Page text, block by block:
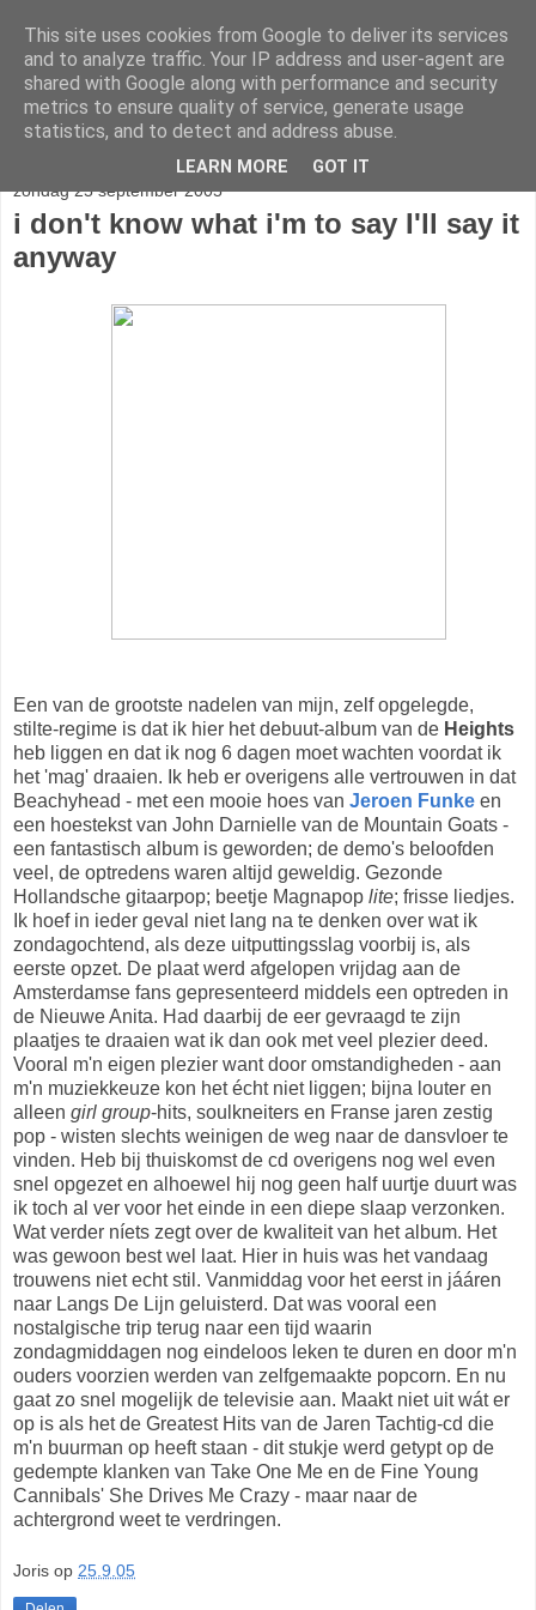
stereo
zondag 25 september 2005
i don't know what i'm to say I'll say it
anyway
Een van de grootste nadelen van mijn, zelf opgelegde,
stilte-regime is dat ik hier het debuut-album van de Heights
heb liggen en dat ik nog 6 dagen moet wachten voordat ik
het 'mag' draaien. Ik heb er overigens alle vertrouwen in dat
Beachyhead - met een mooie hoes van Jeroen Funke en
een hoestekst van John Darnielle van de Mountain Goats -
een fantastisch album is geworden; de demo's beloofden
veel, de optredens waren altijd geweldig. Gezonde
Hollandsche gitaarpop; beetje Magnapop lite; frisse liedjes.
Ik hoef in ieder geval niet lang na te denken over wat ik
zondagochtend, als deze uitputtingsslag voorbij is, als
eerste opzet. De plaat werd afgelopen vrijdag aan de
Amsterdamse fans gepresenteerd middels een optreden in
de Nieuwe Anita. Had daarbij de eer gevraagd te zijn
plaatjes te draaien wat ik dan ook met veel plezier deed.
Vooral m'n eigen plezier want door omstandigheden - aan
m'n muziekkeuze kon het écht niet liggen; bijna louter en
alleen girl group-hits, soulkneiters en Franse jaren zestig
pop - wisten slechts weinigen de weg naar de dansvloer te
vinden. Heb bij thuiskomst de cd overigens nog wel even
snel opgezet en alhoewel hij nog geen half uurtje duurt was
ik toch al ver voor het einde in een diepe slaap verzonken.
Wat verder níets zegt over de kwaliteit van het album. Het
was gewoon best wel laat. Hier in huis was het vandaag
trouwens niet echt stil. Vanmiddag voor het eerst in jááren
naar Langs De Lijn geluisterd. Dat was vooral een
nostalgische trip terug naar een tijd waarin
zondagmiddagen nog eindeloos leken te duren en door m'n
ouders voorzien werden van zelfgemaakte popcorn. En nu
gaat zo snel mogelijk de televisie aan. Maakt niet uit wát er
op is als het de Greatest Hits van de Jaren Tachtig-cd die
m'n buurman op heeft staan - dit stukje werd getypt op de
gedempte klanken van Take One Me en de Fine Young
Cannibals' She Drives Me Crazy - maar naar de
achtergrond weet te verdringen.
Joris op 25.9.05
This site uses cookies from Google to deliver its services
and to analyze traffic. Your IP address and user-agent are
shared with Google along with performance and security
metrics to ensure quality of service, generate usage
statistics, and to detect and address abuse.
LEARN MORE GOT IT